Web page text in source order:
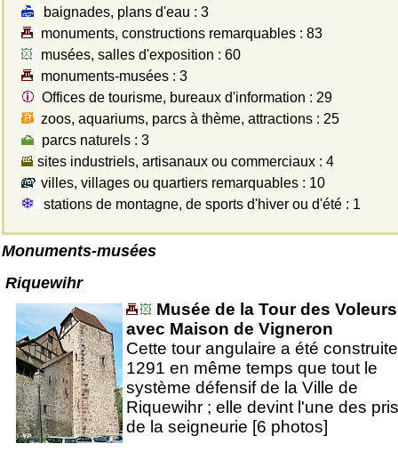
baignades, plans d'eau : 3
monuments, constructions remarquables : 83
musées, salles d'exposition : 60
monuments-musées : 3
Offices de tourisme, bureaux d'information : 29
zoos, aquariums, parcs à thème, attractions : 25
parcs naturels : 3
sites industriels, artisanaux ou commerciaux : 4
villes, villages ou quartiers remarquables : 10
stations de montagne, de sports d'hiver ou d'été : 1
Monuments-musées
Riquewihr
Musée de la Tour des Voleurs
avec Maison de Vigneron
Cette tour angulaire a été
1291 en même temps que tout le
système défensif de la Ville de
Riquewihr ; elle devint l'une des
de la seigneurie [6 photos]